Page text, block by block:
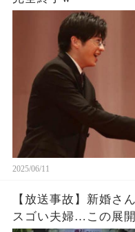
2025/06/11
【放送事故】新婚さ
スゴい夫婦…この展